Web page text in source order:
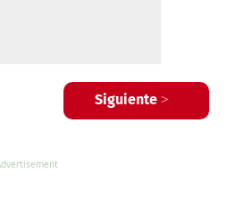
Siguiente >